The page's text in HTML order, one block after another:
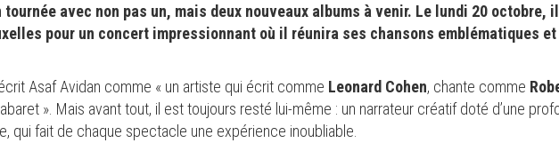
avec non pas un, mais deux nouveaux albums à venir. Le lundi 20 octobre,
pour un concert impressionnant où il réunira ses chansons emblématiques
Asaf Avidan comme « un artiste qui écrit comme Leonard Cohen, chante comme
». Mais avant tout, il est toujours resté lui-même : un narrateur créatif doté d’une
qui fait de chaque spectacle une expérience inoubliable.